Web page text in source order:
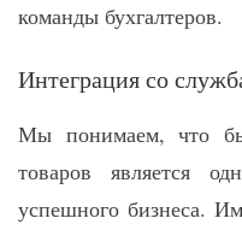
команды бухгалтеров.
Интеграция со
Мы понимаем, что
товаров является
успешного бизнеса.